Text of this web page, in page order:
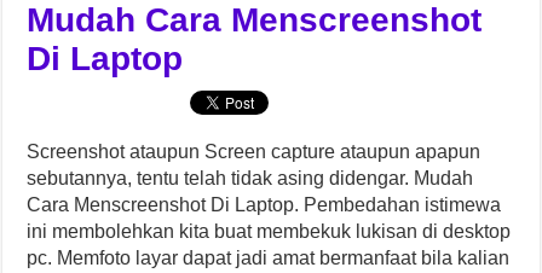
Mudah Cara Menscreenshot
Di Laptop
Screenshot ataupun Screen capture ataupun apapun
sebutannya, tentu telah tidak asing didengar. Mudah
Cara Menscreenshot Di Laptop. Pembedahan istimewa
ini membolehkan kita buat membekuk lukisan di desktop
pc. Memfoto layar dapat jadi amat bermanfaat bila kalian